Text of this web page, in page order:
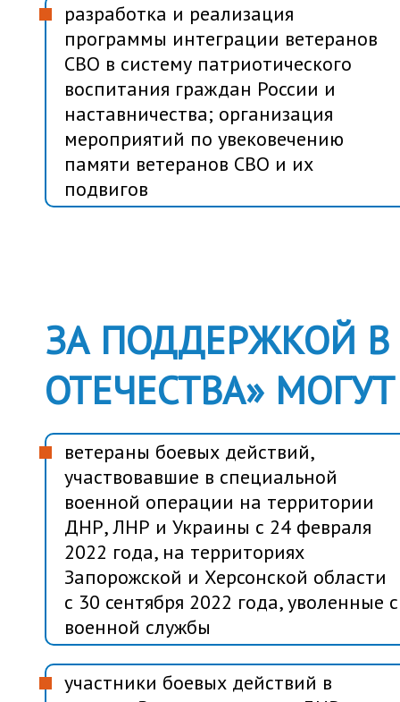
разработка и реализация
программы интеграции ветеранов
СВО в систему патриотического
воспитания граждан России и
наставничества; организация
мероприятий по увековечению
памяти ветеранов СВО и их
подвигов
ЗА ПОДДЕРЖКОЙ
ОТЕЧЕСТВА»
ветераны боевых действий,
участвовавшие в специальной
военной операции на территории
ДНР, ЛНР и Украины с 24 февраля
2022 года, на территориях
Запорожской и Херсонской области
с 30 сентября 2022 года, уволенные с
военной службы
участники боевых действий в